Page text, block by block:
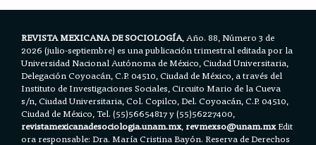
REVISTA MEXICANA DE SOCIOLOGÍA, Año. 88, Número 3 de
2026 (julio-septiembre) es una publicación trimestral editada por la
Universidad Nacional Autónoma de México, Ciudad Universitaria,
Delegación Coyoacán, C.P. 04510, Ciudad de México, a través del
Instituto de Investigaciones Sociales, Circuito Mario de la Cueva
s/n, Ciudad Universitaria, Col. Copilco, Del. Coyoacán, C.P. 04510,
Ciudad de México, Tel. (55)56654817 y (55)56227400,
revistamexicanadesociologia.unam.mx,revmexso@unam.mxEdit
ora responsable: Dra. María Cristina Bayón. Reserva de Derechos